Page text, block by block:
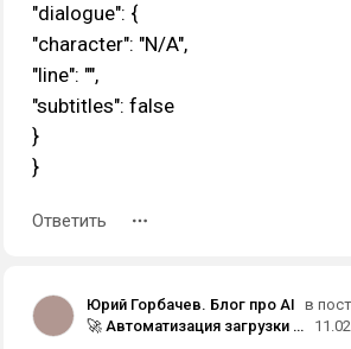
"dialogue": {
"character": "N/A",
"line": "",
"subtitles": false
}
}
Ответить
Юрий Горбачев. Блог про AI в
🚀 Автоматизация загрузки статей в Яндекс Турбо-страницы через Make.com